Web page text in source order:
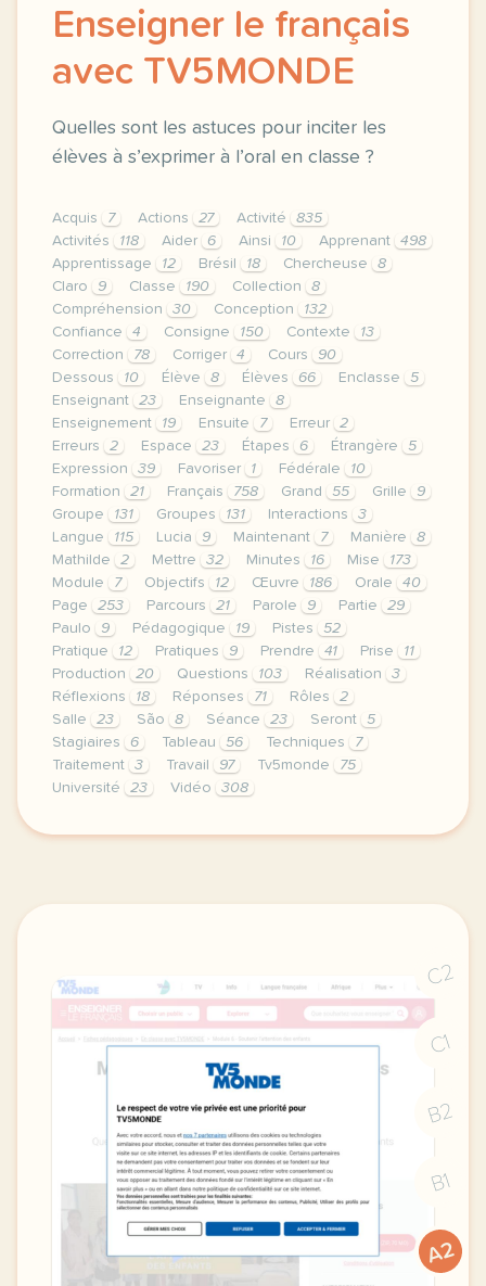
Enseigner le français
avec TV5MONDE
Quelles sont les astuces pour inciter les
élèves à s’exprimer à l’oral en classe ?
Acquis 7 Actions 27 Activité
835
Activités
118 Aider 6 Ainsi 10 Apprenant
498
Apprentissage
12 Brésil 18 Chercheuse
8
Claro
9 Classe 190 Collection
8
Compréhension
30 Conception
132
Confiance
4 Consigne 150 Contexte
13
Correction
78 Corriger 4 Cours
90
Dessous
10 Élève 8 Élèves 66 Enclasse
5
Enseignant
23 Enseignante
8
Enseignement
19 Ensuite 7 Erreur
2
Erreurs
2 Espace 23 Étapes 6 Étrangère
5
Expression
39 Favoriser 1 Fédérale
10
Formation
21 Français 758 Grand 55 Grille
9
Groupe
131 Groupes 131 Interactions
3
Langue
115 Lucia 9 Maintenant 7 Manière
8
Mathilde
2 Mettre 32 Minutes 16 Mise
173
Module
7 Objectifs 12 Œuvre 186 Orale
40
Page
253 Parcours 21 Parole 9 Partie
29
Paulo
9 Pédagogique 19 Pistes
52
Pratique
12 Pratiques 9 Prendre 41 Prise
11
Production
20 Questions 103 Réalisation
3
Réflexions
18 Réponses 71 Rôles
2
Salle
23 São 8 Séance 23 Seront
5
Stagiaires
6 Tableau 56 Techniques
7
Traitement
3 Travail 97 Tv5monde
75
Université
23 Vidéo 308
le respect de votre vie privee est une priorite
C2
C1
B2
B1
A2